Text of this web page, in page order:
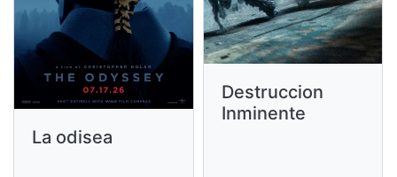
La odisea
Destruccion
Inminente